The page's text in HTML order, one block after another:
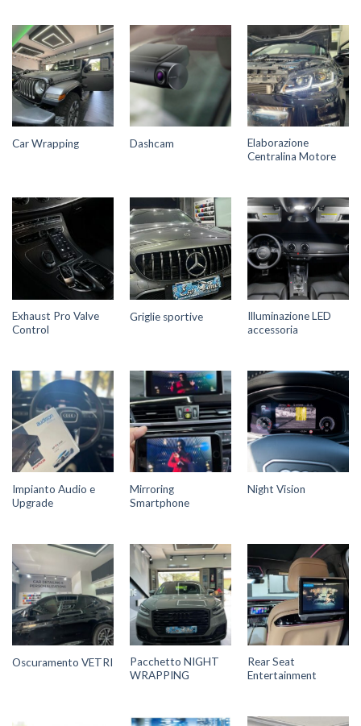
Car Wrapping Dashcam
Elaborazione
Centralina Motore
Exhaust Pro Valve
Control
Griglie sportive
Illuminazione LED
accessoria
Impianto Audio e
Upgrade
Mirroring
Smartphone
Night Vision
Oscuramento VETRI
Pacchetto NIGHT
WRAPPING
Rear Seat
Entertainment